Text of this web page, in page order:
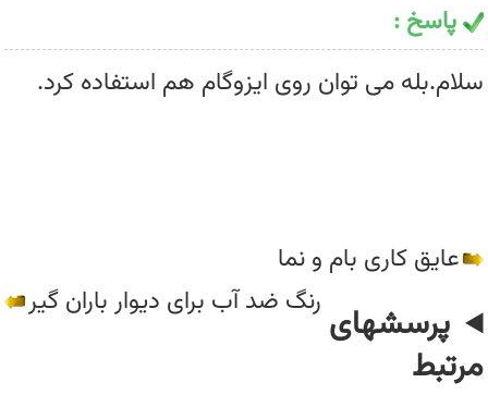
پاسخ :
سلام.بله می توان روی ایزوگام هم استفاده کرد.
عایق کاری بام و نما
رنگ ضد آب برای دیوار باران گیر پرسشهای
مرتبط